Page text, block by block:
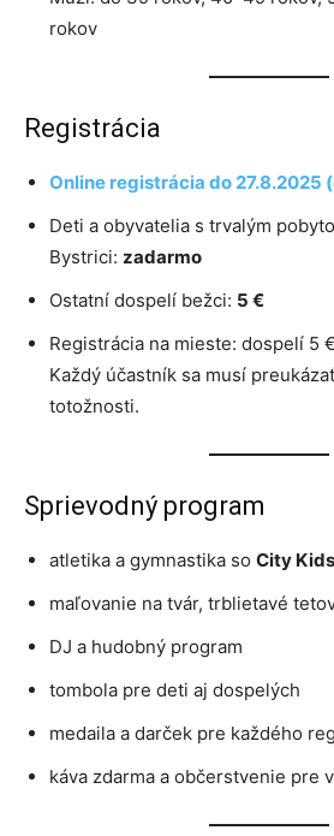
rokov
Registrácia
Online registrácia do 27.8.2025
Deti a obyvatelia s trvalým
Bystrici: zadarmo
Ostatní dospelí bežci: 5 €
Registrácia na mieste: dospelí 5
Každý účastník sa musí
totožnosti.
Sprievodný program
atletika a gymnastika so City Kids
maľovanie na tvár, trblietavé
DJ a hudobný program
tombola pre deti aj dospelých
medaila a darček pre každého
káva zdarma a občerstvenie pre